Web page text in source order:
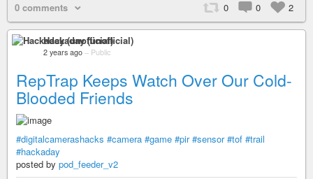
0 comments 0 0 2
Hackaday (unofficial)
2 years ago – Public
RepTrap Keeps Watch Over Our Cold-
Blooded Friends
#digitalcamerashacks #camera #game #pir #sensor #tof #trail
#hackaday
posted by pod_feeder_v2